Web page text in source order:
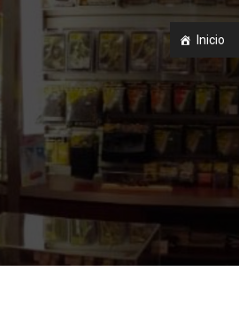
Inicio